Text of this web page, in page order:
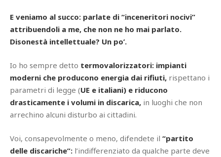
E veniamo al succo: parlate di “inceneritori nocivi”
attribuendoli a me, che non ne ho mai parlato.
Disonestà intellettuale? Un po’.
Io ho sempre detto termovalorizzatori: impianti
moderni che producono energia dai rifiuti, rispettano i
parametri di legge (UE e italiani) e riducono
drasticamente i volumi in discarica, in luoghi che non
arrechino alcuni disturbo ai cittadini.
Voi, consapevolmente o meno, difendete il “partito
delle discariche”: l’indifferenziato da qualche parte deve